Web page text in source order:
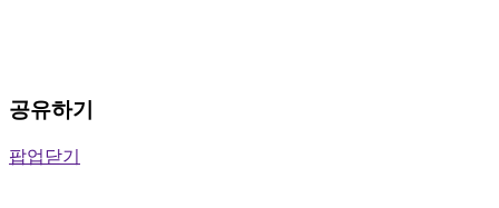
공유하기
팝업닫기